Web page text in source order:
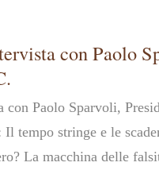
con Paolo
Paolo Sparvoli,
tempo stringe e le
La macchina delle